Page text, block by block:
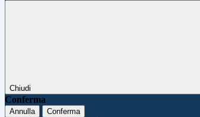
Chiudi
Conferma
Annulla Conferma